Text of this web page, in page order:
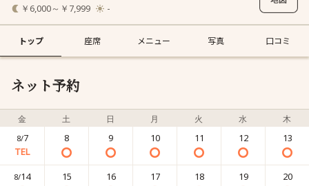
￥6,000～￥7,999 -
トップ 座席 メニュー 写真 口コミ
ネット予約
金 土 日 月 火 水 木
8/7 8 9 10 11 12 13
8/14 15 16 17 18 19 20